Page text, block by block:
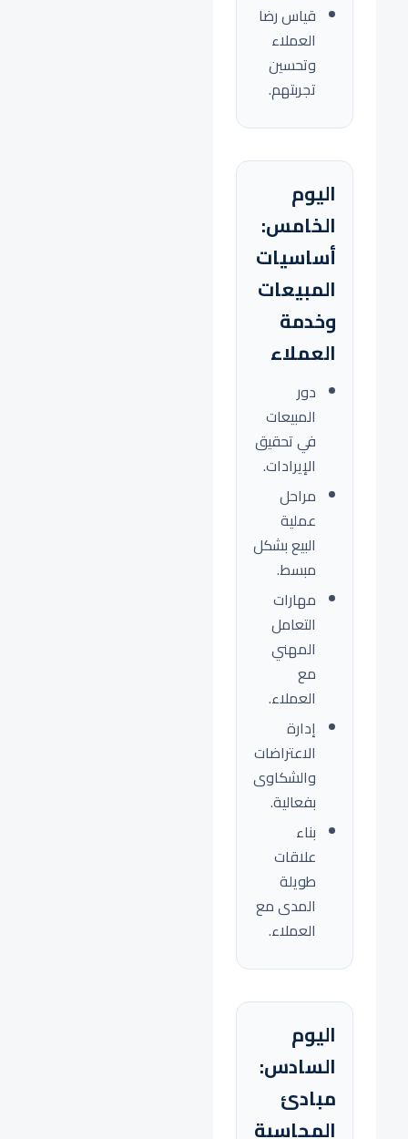
قياس رضا
العملاء
وتحسين
تجربتهم.
اليوم
الخامس:
أساسيات
المبيعات
وخدمة
العملاء
دور
المبيعات
في تحقيق
الإيرادات.
مراحل
عملية
البيع بشكل
مبسط.
مهارات
التعامل
المهني
مع
العملاء.
إدارة
الاعتراضات
والشكاوى
بفعالية.
بناء
علاقات
طويلة
المدى مع
العملاء.
اليوم
السادس:
مبادئ
المحاسبة